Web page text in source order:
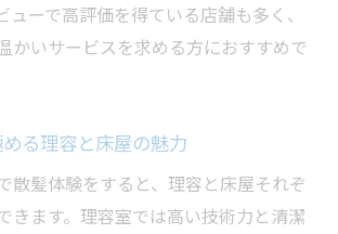
ューで高評価を得ている店舗も多く、
かいサービスを求める方におすすめで
る理容と床屋の魅力
散髪体験をすると、理容と床屋それぞ
きます。理容室では高い技術力と清潔